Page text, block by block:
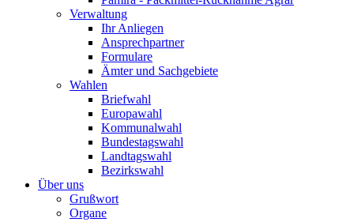
Verwaltung
Ihr Anliegen
Ansprechpartner
Formulare
Ämter und Sachgebiete
Wahlen
Briefwahl
Europawahl
Kommunalwahl
Bundestagswahl
Landtagswahl
Bezirkswahl
Über uns
Grußwort
Organe